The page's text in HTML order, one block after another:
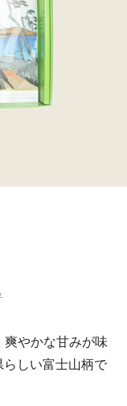
やかな甘みが味
しい富士山柄で